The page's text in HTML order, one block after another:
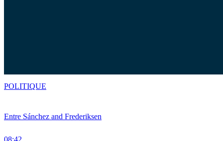
Entre Sánchez and Frederiksen
08:42
POLITIQUE